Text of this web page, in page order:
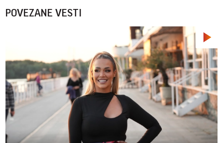
POVEZANE VESTI